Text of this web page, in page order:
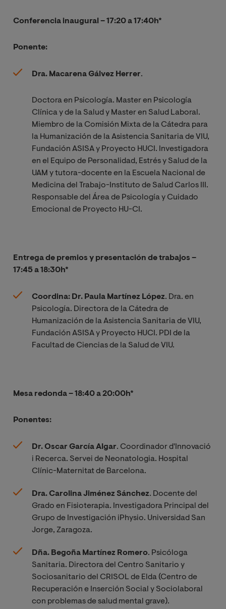
Conferencia inaugural – 17:20 a 17:40h*
Ponente:
Dra. Macarena Gálvez Herrer.
Doctora en Psicología. Master en Psicología
Clínica y de la Salud y Master en Salud Laboral.
Miembro de la Comisión Mixta de la Cátedra para
la Humanización de la Asistencia Sanitaria de VIU,
Fundación ASISA y Proyecto HUCI. Investigadora
en el Equipo de Personalidad, Estrés y Salud de la
UAM y tutora-docente en la Escuela Nacional de
Medicina del Trabajo-Instituto de Salud Carlos III.
Responsable del Área de Psicología y Cuidado
Emocional de Proyecto HU-CI.
Entrega de premios y presentación de trabajos –
17:45 a 18:30h*
Coordina: Dr. Paula Martínez López. Dra. en
Psicología. Directora de la Cátedra de
Humanización de la Asistencia Sanitaria de VIU,
Fundación ASISA y Proyecto HUCI. PDI de la
Facultad de Ciencias de la Salud de VIU.
Mesa redonda – 18:40 a 20:00h*
Ponentes:
Dr. Oscar García Algar. Coordinador d'Innovació
i Recerca. Servei de Neonatologia. Hospital
Clínic-Maternitat de Barcelona.
Dra. Carolina Jiménez Sánchez. Docente del
Grado en Fisioterapia. Investigadora Principal del
Grupo de Investigación iPhysio. Universidad San
Jorge, Zaragoza.
Dña. Begoña Martínez Romero. Psicóloga
Sanitaria. Directora del Centro Sanitario y
Sociosanitario del CRISOL de Elda (Centro de
Recuperación e Inserción Social y Sociolaboral
con problemas de salud mental grave).